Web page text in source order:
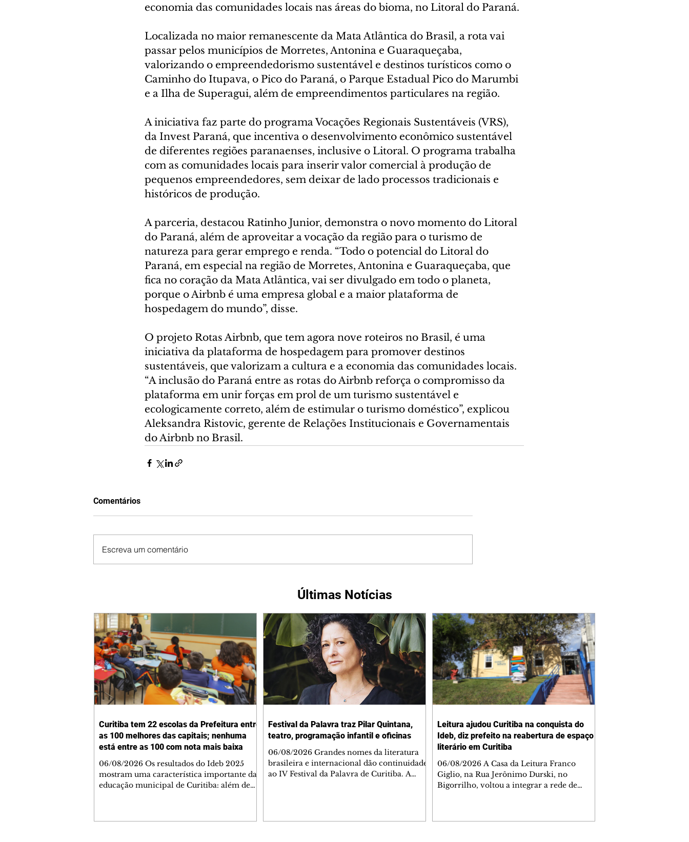
economia das comunidades locais nas áreas do bioma, no Litoral do Paraná.
Localizada no maior remanescente da Mata Atlântica do Brasil, a rota vai
passar pelos municípios de Morretes, Antonina e Guaraqueçaba,
valorizando o empreendedorismo sustentável e destinos turísticos como o
Caminho do Itupava, o Pico do Paraná, o Parque Estadual Pico do Marumbi
e a Ilha de Superagui, além de empreendimentos particulares na região.
A iniciativa faz parte do programa Vocações Regionais Sustentáveis (VRS),
da Invest Paraná, que incentiva o desenvolvimento econômico sustentável
de diferentes regiões paranaenses, inclusive o Litoral. O programa trabalha
com as comunidades locais para inserir valor comercial à produção de
pequenos empreendedores, sem deixar de lado processos tradicionais e
históricos de produção.
A parceria, destacou Ratinho Junior, demonstra o novo momento do Litoral
do Paraná, além de aproveitar a vocação da região para o turismo de
natureza para gerar emprego e renda. “Todo o potencial do Litoral do
Paraná, em especial na região de Morretes, Antonina e Guaraqueçaba, que
fica no coração da Mata Atlântica, vai ser divulgado em todo o planeta,
porque o Airbnb é uma empresa global e a maior plataforma de
hospedagem do mundo”, disse.
O projeto Rotas Airbnb, que tem agora nove roteiros no Brasil, é uma
iniciativa da plataforma de hospedagem para promover destinos
sustentáveis, que valorizam a cultura e a economia das comunidades locais.
“A inclusão do Paraná entre as rotas do Airbnb reforça o compromisso da
plataforma em unir forças em prol de um turismo sustentável e
ecologicamente correto, além de estimular o turismo doméstico”, explicou
Aleksandra Ristovic, gerente de Relações Institucionais e Governamentais
do Airbnb no Brasil.
Comentários
Escreva um comentário
Últimas Notícias
Curitiba tem 22 escolas da Prefeitura entre
as 100 melhores das capitais; nenhuma
está entre as 100 com nota mais baixa
06/08/2026 Os resultados do Ideb 2025
mostram uma característica importante da
educação municipal de Curitiba: além de
Festival da Palavra traz Pilar Quintana,
teatro, programação infantil e oficinas
06/08/2026 Grandes nomes da literatura
brasileira e internacional dão continuidade
ao IV Festival da Palavra de Curitiba. A
Leitura ajudou Curitiba na conquista do
Ideb, diz prefeito na reabertura de espaço
literário em Curitiba
06/08/2026 A Casa da Leitura Franco
Giglio, na Rua Jerônimo Durski, no
Bigorrilho, voltou a integrar a rede de